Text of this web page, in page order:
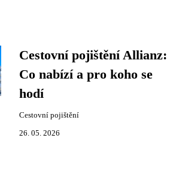
Cestovní pojištění Allianz:
Co nabízí a pro koho se
hodí
Cestovní pojištění
26. 05. 2026